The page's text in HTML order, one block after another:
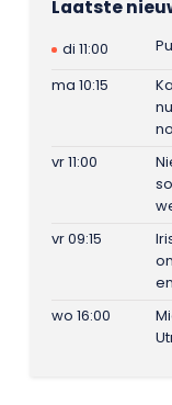
Laatste
di 11:00
ma 10:15
vr 11:00
vr 09:15
wo 16:00